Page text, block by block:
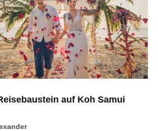
auf Koh Samui